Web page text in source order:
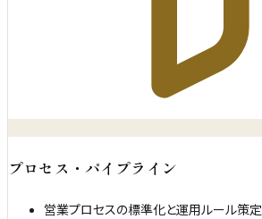
プロセス・パイプライン
営業プロセスの標準化と運用ルール策定